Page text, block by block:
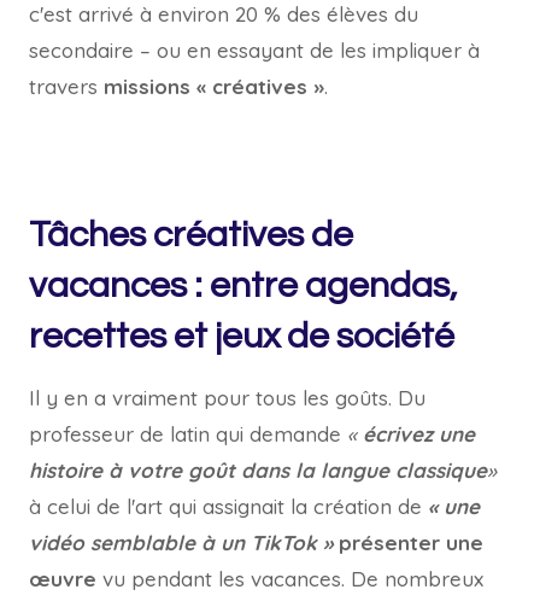
c'est arrivé à environ 20 % des élèves du
secondaire – ou en essayant de les impliquer à
travers missions « créatives ».
Tâches créatives de
vacances : entre agendas,
recettes et jeux de société
Il y en a vraiment pour tous les goûts. Du
professeur de latin qui demande « écrivez une
histoire à votre goût dans la langue classique»
à celui de l'art qui assignait la création de « une
vidéo semblable à un TikTok »présenter une
œuvre vu pendant les vacances. De nombreux